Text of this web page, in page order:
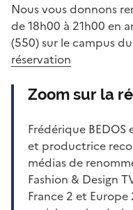
Nous vous donnons
de 18h00 à 21h00 en
(550) sur le campus
réservation
Zoom sur la
Frédérique
et productrice
médias de
Fashion & Design
France 2 et Europe